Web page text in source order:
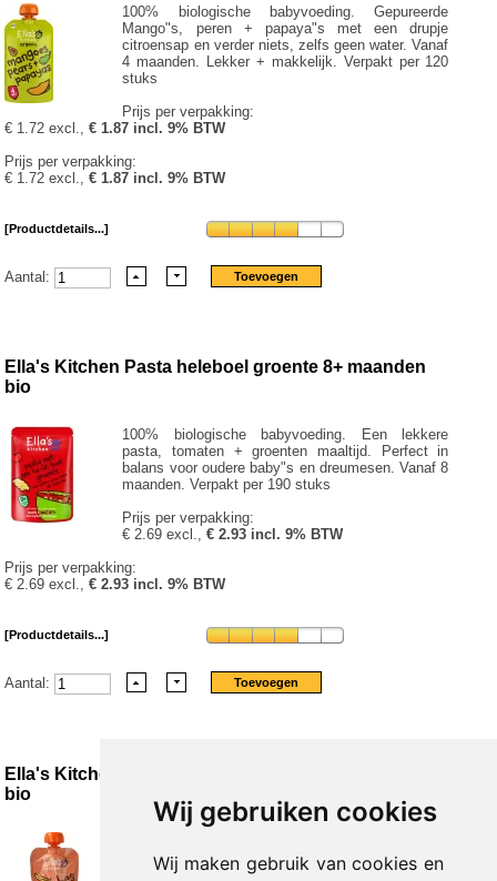
Wij gebruiken cookies
Wij maken gebruik van cookies en
100% biologische babyvoeding. Gepureerde
Mango"s, peren + papaya"s met een drupje
citroensap en verder niets, zelfs geen water. Vanaf
4 maanden. Lekker + makkelijk. Verpakt per 120
stuks
Prijs per verpakking:
€ 1.72 excl.,€ 1.87 incl. 9% BTW
Prijs per verpakking:
€ 1.72 excl.,€ 1.87 incl. 9% BTW
[Productdetails...]
Aantal:
Ella's Kitchen Pasta heleboel groente 8+ maanden
bio
100% biologische babyvoeding. Een lekkere
pasta, tomaten + groenten maaltijd. Perfect in
balans voor oudere baby"s en dreumesen. Vanaf 8
maanden. Verpakt per 190 stuks
Prijs per verpakking:
€ 2.69 excl.,€ 2.93 incl. 9% BTW
Prijs per verpakking:
€ 2.69 excl.,€ 2.93 incl. 9% BTW
[Productdetails...]
Aantal:
Ella's Kitchen Peaches & bananas 4 maand knijpzak
bio
citroensapconcentraat Verpakt per 120 stuks